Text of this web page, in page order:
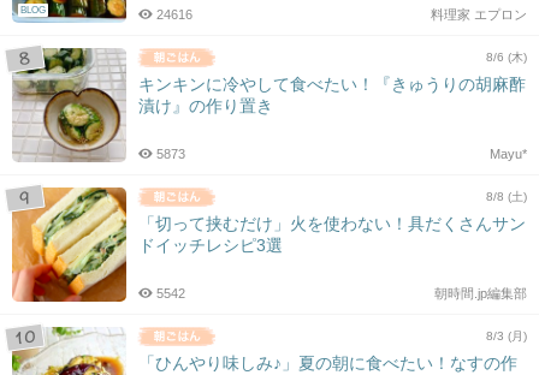
BLOG 料理家 エプロン
24616
8/6 (木)
キンキンに冷やして食べたい！『きゅうりの胡麻酢
漬け』の作り置き
Mayu*
5873
8/8 (土)
「切って挟むだけ」火を使わない！具だくさんサン
ドイッチレシピ3選
朝時間.jp編集部
5542
8/3 (月)
「ひんやり味しみ♪」夏の朝に食べたい！なすの作